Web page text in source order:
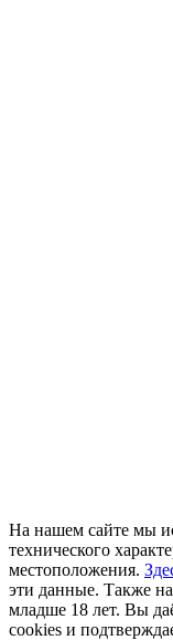
На нашем сайте мы
технического
местоположения.
эти данные. Также
младше 18 лет. Вы
cookies и